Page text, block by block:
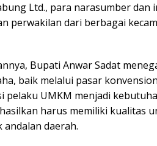
Ltd., para narasumber
perwakilan dari berbagai
Bupati Anwar Sadat
baik melalui pasar
pelaku UMKM menjadi
harus memiliki kualitas
daerah.